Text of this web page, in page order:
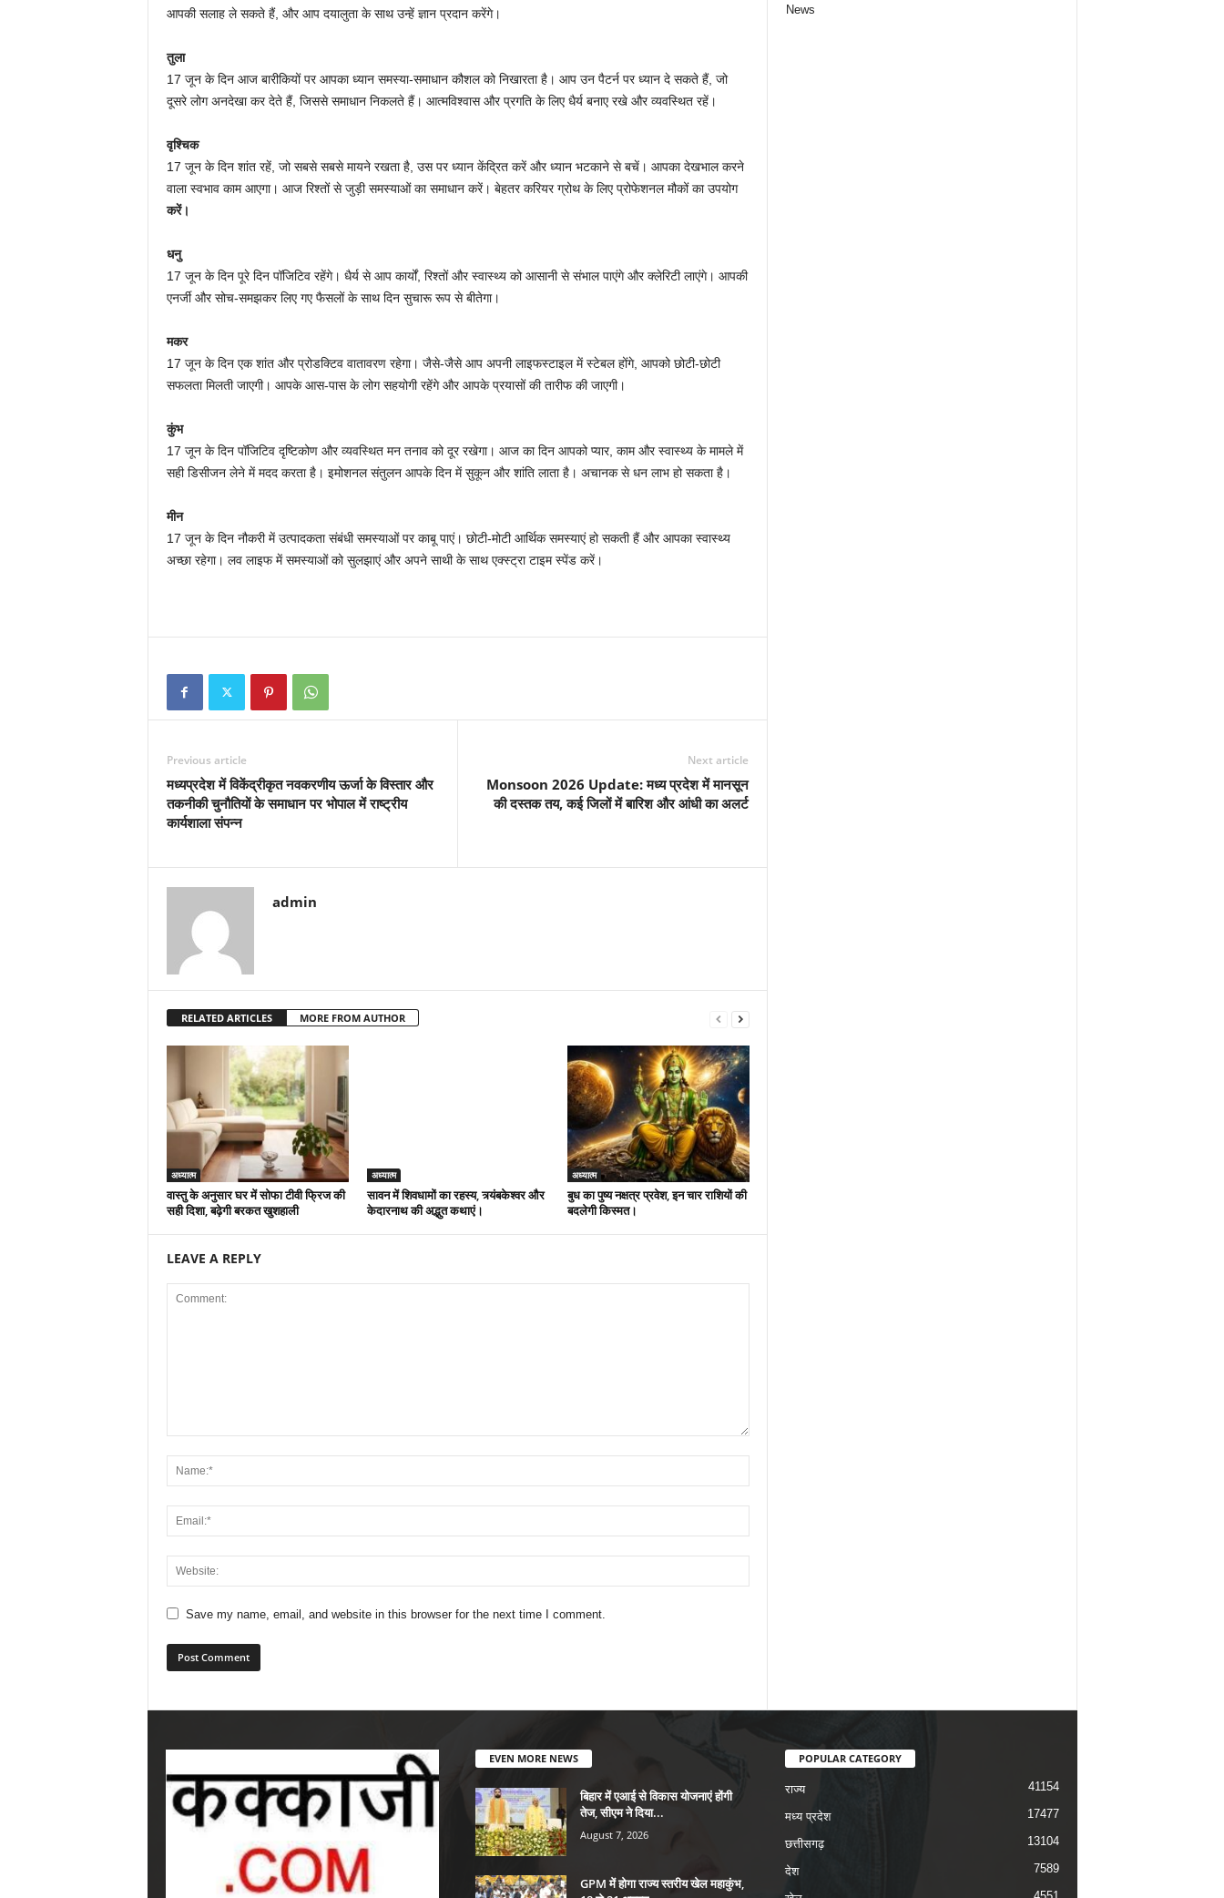
आपकी सलाह ले सकते हैं, और आप दयालुता के साथ उन्हें ज्ञान प्रदान करेंगे।
तुला
17 जून के दिन आज बारीकियों पर आपका ध्यान समस्या-समाधान कौशल को निखारता है। आप उन पैटर्न पर ध्यान दे सकते हैं, जो
दूसरे लोग अनदेखा कर देते हैं, जिससे समाधान निकलते हैं। आत्मविश्वास और प्रगति के लिए धैर्य बनाए रखे और व्यवस्थित रहें।
वृश्चिक
17 जून के दिन शांत रहें, जो सबसे सबसे मायने रखता है, उस पर ध्यान केंद्रित करें और ध्यान भटकाने से बचें। आपका देखभाल करने
वाला स्वभाव काम आएगा। आज रिश्तों से जुड़ी समस्याओं का समाधान करें। बेहतर करियर ग्रोथ के लिए प्रोफेशनल मौकों का उपयोग
करें।
धनु
17 जून के दिन पूरे दिन पॉजिटिव रहेंगे। धैर्य से आप कार्यों, रिश्तों और स्वास्थ्य को आसानी से संभाल पाएंगे और क्लेरिटी लाएंगे। आपकी
एनर्जी और सोच-समझकर लिए गए फैसलों के साथ दिन सुचारू रूप से बीतेगा।
मकर
17 जून के दिन एक शांत और प्रोडक्टिव वातावरण रहेगा। जैसे-जैसे आप अपनी लाइफस्टाइल में स्टेबल होंगे, आपको छोटी-छोटी
सफलता मिलती जाएगी। आपके आस-पास के लोग सहयोगी रहेंगे और आपके प्रयासों की तारीफ की जाएगी।
कुंभ
17 जून के दिन पॉजिटिव दृष्टिकोण और व्यवस्थित मन तनाव को दूर रखेगा। आज का दिन आपको प्यार, काम और स्वास्थ्य के मामले में
सही डिसीजन लेने में मदद करता है। इमोशनल संतुलन आपके दिन में सुकून और शांति लाता है। अचानक से धन लाभ हो सकता है।
मीन
17 जून के दिन नौकरी में उत्पादकता संबंधी समस्याओं पर काबू पाएं। छोटी-मोटी आर्थिक समस्याएं हो सकती हैं और आपका स्वास्थ्य
अच्छा रहेगा। लव लाइफ में समस्याओं को सुलझाएं और अपने साथी के साथ एक्स्ट्रा टाइम स्पेंड करें।
Previous article
मध्यप्रदेश में विकेंद्रीकृत नवकरणीय ऊर्जा के विस्तार और
तकनीकी चुनौतियों के समाधान पर भोपाल में राष्ट्रीय
कार्यशाला संपन्न
Next article
Monsoon 2026 Update: मध्य प्रदेश में मानसून
की दस्तक तय, कई जिलों में बारिश और आंधी का अलर्ट
admin
RELATED ARTICLES MORE FROM AUTHOR
अध्यात्म
वास्तु के अनुसार घर में सोफा टीवी फ्रिज की
सही दिशा, बढ़ेगी बरकत खुशहाली
अध्यात्म
सावन में शिवधामों का रहस्य, त्र्यंबकेश्वर और
केदारनाथ की अद्भुत कथाएं।
अध्यात्म
बुध का पुष्य नक्षत्र प्रवेश, इन चार राशियों की
बदलेगी किस्मत।
LEAVE A REPLY
Save my name, email, and website in this browser for the next time I comment.
News
EVEN MORE NEWS
बिहार में एआई से विकास योजनाएं होंगी
तेज, सीएम ने दिया...
August 7, 2026
GPM में होगा राज्य स्तरीय खेल महाकुंभ,
POPULAR CATEGORY
राज्य 41154
मध्य प्रदेश 17477
छत्तीसगढ़ 13104
देश 7589